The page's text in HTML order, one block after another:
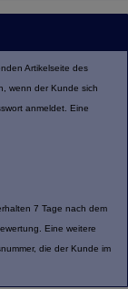
Artikelseite des
wenn der Kunde sich
anmeldet. Eine
7 Tage nach dem
Eine weitere
die der Kunde im